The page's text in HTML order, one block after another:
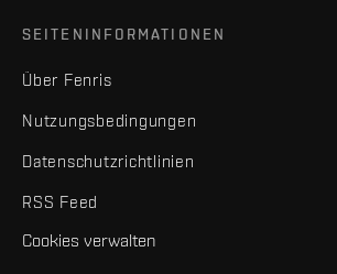
SEITENINFORMATIONEN
Über Fenris
Nutzungsbedingungen
Datenschutzrichtlinien
RSS Feed
Cookies verwalten